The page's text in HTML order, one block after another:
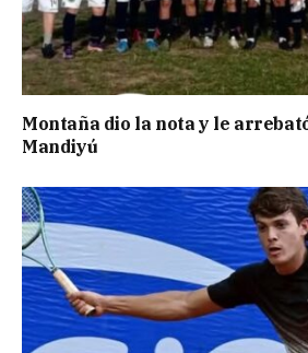
Montaña dio la nota y le
Mandiyú